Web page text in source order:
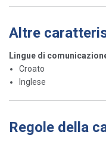
Altre
Lingue di
Croato
Inglese
Regole della